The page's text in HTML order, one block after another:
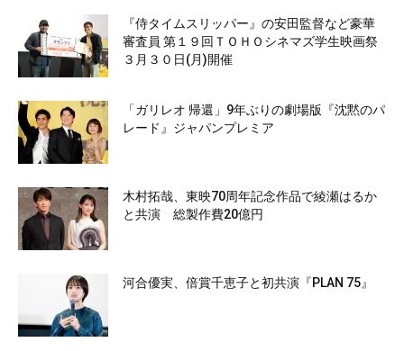
『侍タイムスリッパー』の安田監督など豪華
審査員 第１９回ＴＯＨＯシネマズ学生映画祭
３月３０日(月)開催
「ガリレオ 帰還」9年ぶりの劇場版『沈黙のパ
レード』ジャパンプレミア
木村拓哉、東映70周年記念作品で綾瀬はるか
と共演 総製作費20億円
河合優実、倍賞千恵子と初共演『PLAN 75』